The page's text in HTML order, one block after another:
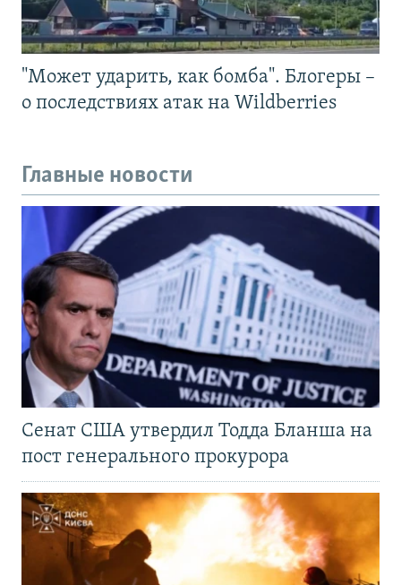
"Может ударить, как бомба". Блогеры –
о последствиях атак на Wildberries
Главные новости
Сенат США утвердил Тодда Бланша на
пост генерального прокурора